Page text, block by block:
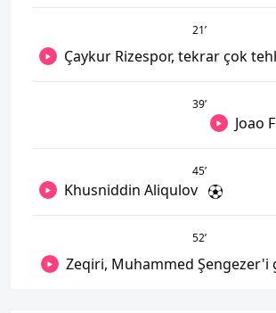
21’
Çaykur Rizespor, tekrar çok
39’
Joao
45’
Khusniddin Aliqulov
52’
Zeqiri, Muhammed Şengezer'i